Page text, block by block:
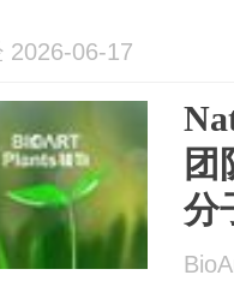
2026-06-17
团
分